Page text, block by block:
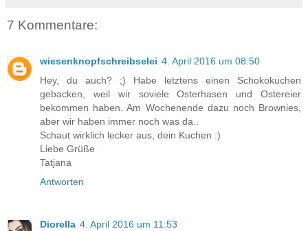
7 Kommentare:
wiesenknopfschreibselei 4. April 2016 um 08:50
Hey, du auch? ;) Habe letztens einen Schokokuchen
gebacken, weil wir soviele Osterhasen und Ostereier
bekommen haben. Am Wochenende dazu noch Brownies,
aber wir haben immer noch was da..
Schaut wirklich lecker aus, dein Kuchen :)
Liebe Grüße
Tatjana
Antworten
Diorella 4. April 2016 um 11:53